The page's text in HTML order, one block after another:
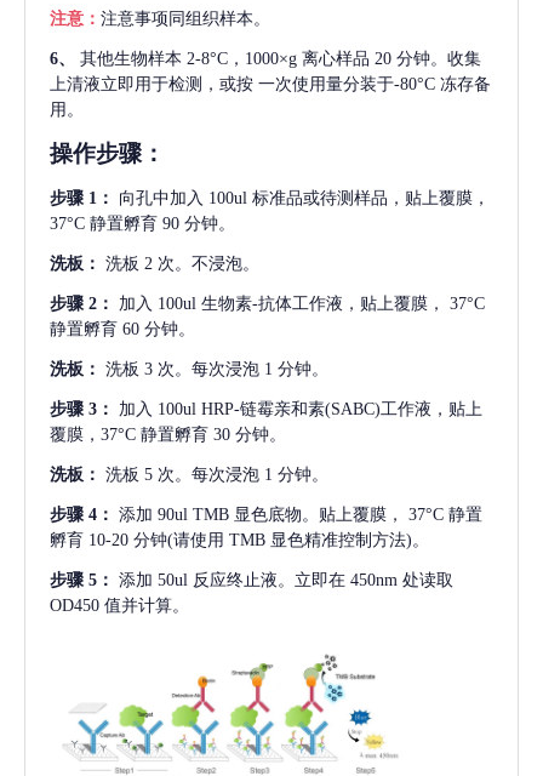
注意： 注意事项同组织样本。
6、 其他生物样本 2-8°C，1000×g 离心样品 20 分钟。收集
上清液立即用于检测，或按 一次使用量分装于-80°C 冻存备
用。
操作步骤：
步骤 1： 向孔中加入 100ul 标准品或待测样品，贴上覆膜，
37°C 静置孵育 90 分钟。
洗板： 洗板 2 次。不浸泡。
步骤 2： 加入 100ul 生物素-抗体工作液，贴上覆膜， 37°C
静置孵育 60 分钟。
洗板： 洗板 3 次。每次浸泡 1 分钟。
步骤 3： 加入 100ul HRP-链霉亲和素(SABC)工作液，贴上
覆膜，37°C 静置孵育 30 分钟。
洗板： 洗板 5 次。每次浸泡 1 分钟。
步骤 4： 添加 90ul TMB 显色底物。贴上覆膜， 37°C 静置
孵育 10-20 分钟(请使用 TMB 显色精准控制方法)。
步骤 5： 添加 50ul 反应终止液。立即在 450nm 处读取
OD450 值并计算。